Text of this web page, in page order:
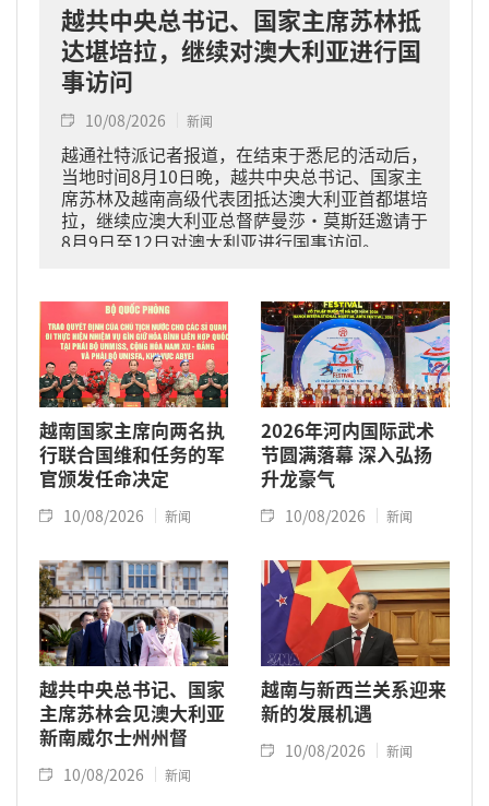
越共中央总书记、国家主席苏林抵
达堪培拉，继续对澳大利亚进行国
事访问
10/08/2026 新闻
越通社特派记者报道，在结束于悉尼的活动后，
当地时间8月10日晚，越共中央总书记、国家主
席苏林及越南高级代表团抵达澳大利亚首都堪培
拉，继续应澳大利亚总督萨曼莎·莫斯廷邀请于
8月9日至12日对澳大利亚进行国事访问。
越南国家主席向两名执
行联合国维和任务的军
官颁发任命决定
10/08/2026 新闻
2026年河内国际武术
节圆满落幕 深入弘扬
升龙豪气
10/08/2026 新闻
越共中央总书记、国家
主席苏林会见澳大利亚
新南威尔士州州督
10/08/2026 新闻
越南与新西兰关系迎来
新的发展机遇
10/08/2026 新闻